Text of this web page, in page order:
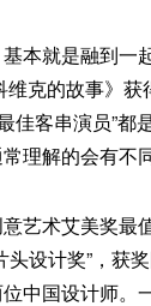
本就是融到一
维克的故事》获
佳客串演员”都
理解的会有不同
艺术艾美奖最
设计奖”，获
中国设计师。